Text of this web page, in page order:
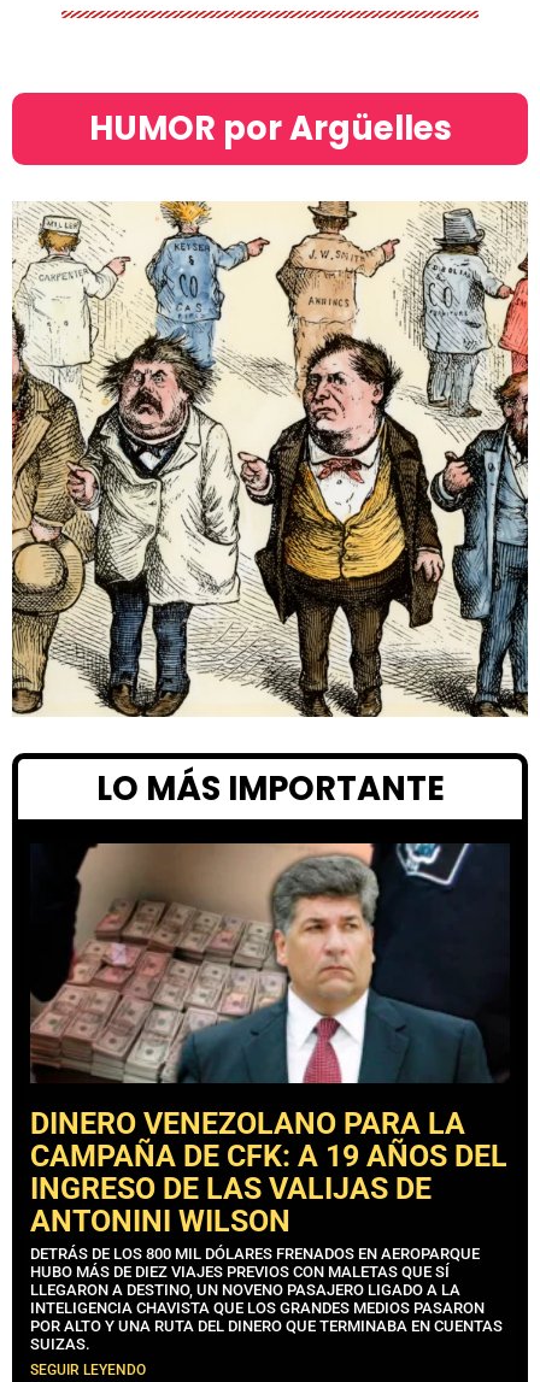
HUMOR por Argüelles​
LO MÁS IMPORTANTE
DINERO VENEZOLANO PARA LA
CAMPAÑA DE CFK: A 19 AÑOS DEL
INGRESO DE LAS VALIJAS DE
ANTONINI WILSON
DETRÁS DE LOS 800 MIL DÓLARES FRENADOS EN AEROPARQUE
HUBO MÁS DE DIEZ VIAJES PREVIOS CON MALETAS QUE SÍ
LLEGARON A DESTINO, UN NOVENO PASAJERO LIGADO A LA
INTELIGENCIA CHAVISTA QUE LOS GRANDES MEDIOS PASARON
POR ALTO Y UNA RUTA DEL DINERO QUE TERMINABA EN CUENTAS
SUIZAS.
SEGUIR LEYENDO